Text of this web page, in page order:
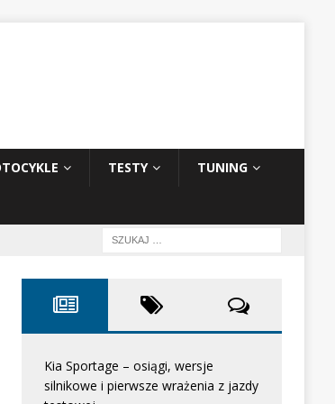
TESTY TUNING
Kia Sportage – osiągi, wersje
silnikowe i pierwsze wrażenia z jazdy